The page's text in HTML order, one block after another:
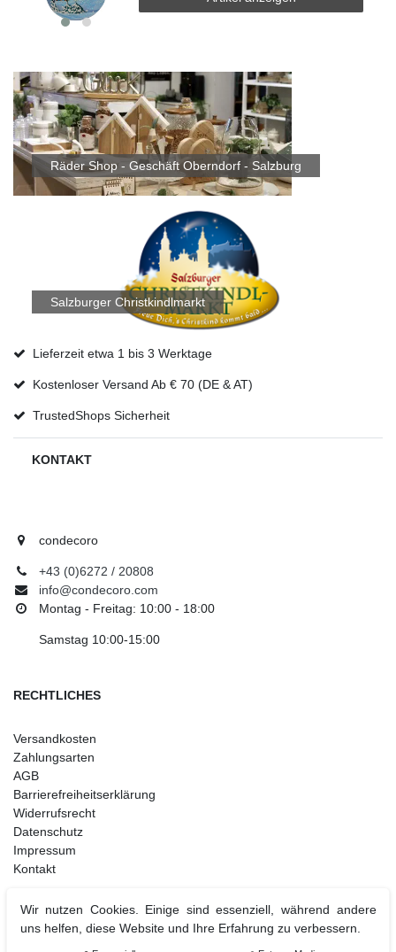
Räder Shop - Geschäft Oberndorf - Salzburg
Salzburger Christkindlmarkt
Lieferzeit etwa 1 bis 3 Werktage
Kostenloser Versand Ab € 70 (DE & AT)
TrustedShops Sicherheit
KONTAKT
condecoro
+43 (0)6272 / 20808
info@condecoro.com
Montag - Freitag: 10:00 - 18:00
Samstag 10:00-15:00
RECHTLICHES
Versandkosten
Zahlungsarten
AGB
Barrierefreiheitserklärung
Widerrufsrecht
Datenschutz
Impressum
Kontakt
Weihnachtsdeko
Wir nutzen Cookies. Einige sind essenziell, während andere
uns helfen, diese Website und Ihre Erfahrung zu verbessern.